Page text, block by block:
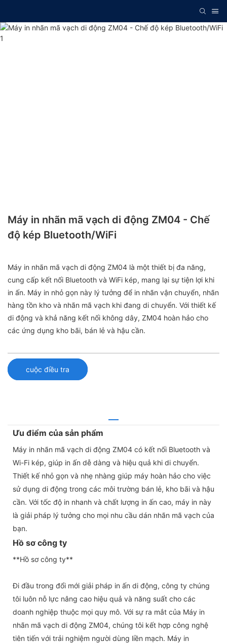
Máy in nhãn mã vạch di động ZM04 - Chế
độ kép Bluetooth/WiFi
Máy in nhãn mã vạch di động ZM04 là một thiết bị đa năng,
cung cấp kết nối Bluetooth và WiFi kép, mang lại sự tiện lợi khi
in ấn. Máy in nhỏ gọn này lý tưởng để in nhãn vận chuyển, nhãn
hàng tồn kho và nhãn mã vạch khi đang di chuyển. Với thiết kế
di động và khả năng kết nối không dây, ZM04 hoàn hảo cho
các ứng dụng kho bãi, bán lẻ và hậu cần.
cuộc điều tra
Ưu điểm của sản phẩm
Máy in nhãn mã vạch di động ZM04 có kết nối Bluetooth và
Wi-Fi kép, giúp in ấn dễ dàng và hiệu quả khi di chuyển.
Thiết kế nhỏ gọn và nhẹ nhàng giúp máy hoàn hảo cho việc
sử dụng di động trong các môi trường bán lẻ, kho bãi và hậu
cần. Với tốc độ in nhanh và chất lượng in ấn cao, máy in này
là giải pháp lý tưởng cho mọi nhu cầu dán nhãn mã vạch của
bạn.
Hồ sơ công ty
**Hồ sơ công ty**
Đi đầu trong đổi mới giải pháp in ấn di động, công ty chúng
tôi luôn nỗ lực nâng cao hiệu quả và năng suất cho các
doanh nghiệp thuộc mọi quy mô. Với sự ra mắt của Máy in
nhãn mã vạch di động ZM04, chúng tôi kết hợp công nghệ
tiên tiến với trải nghiệm người dùng liền mạch. Máy in